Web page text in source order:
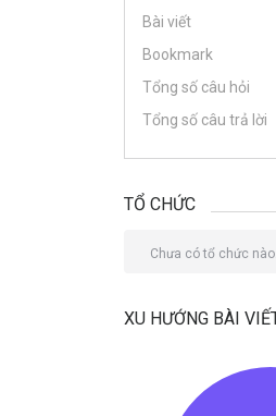
Bài viết
Bookmark
Tổng số câu hỏi
Tổng số câu trả lời
TỔ CHỨC
Chưa có tổ chức nào.
XU HƯỚNG BÀI